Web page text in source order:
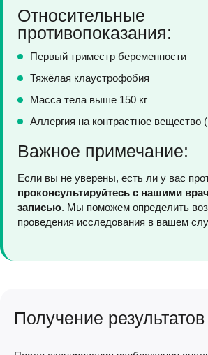
Относительные
противопоказания:
Первый триместр беременности
Тяжёлая клаустрофобия
Масса тела выше 150 кг
Аллергия на контрастное вещество
Важное примечание:
Если вы не уверены, есть ли у вас
проконсультируйтесь с нашими
записью. Мы поможем определить
проведения исследования в вашем
Получение результатов